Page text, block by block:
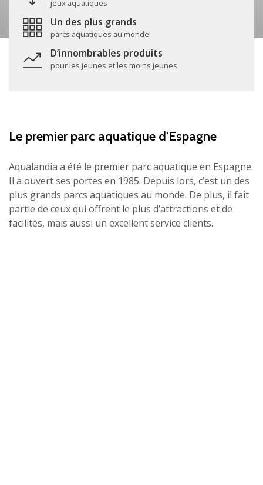
jeux aquatiques
Un des plus grands
parcs aquatiques au monde!
D’innombrables produits
pour les jeunes et les moins jeunes
Le premier parc aquatique d'Espagne
Aqualandia a été le premier parc aquatique en Espagne.
Il a ouvert ses portes en 1985. Depuis lors, c’est un des
plus grands parcs aquatiques au monde. De plus, il fait
partie de ceux qui offrent le plus d’attractions et de
facilités, mais aussi un excellent service clients.